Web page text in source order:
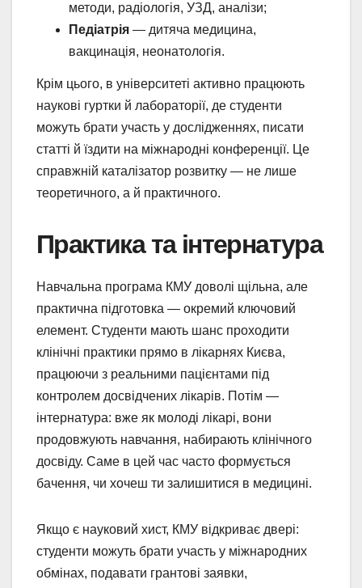
методи, радіологія, УЗД, аналізи;
Педіатрія — дитяча медицина,
вакцинація, неонатологія.
Крім цього, в університеті активно працюють
наукові гуртки й лабораторії, де студенти
можуть брати участь у дослідженнях, писати
статті й їздити на міжнародні конференції. Це
справжній каталізатор розвитку — не лише
теоретичного, а й практичного.
Практика та інтернатура
Навчальна програма КМУ доволі щільна, але
практична підготовка — окремий ключовий
елемент. Студенти мають шанс проходити
клінічні практики прямо в лікарнях Києва,
працюючи з реальними пацієнтами під
контролем досвідчених лікарів. Потім —
інтернатура: вже як молоді лікарі, вони
продовжують навчання, набирають клінічного
досвіду. Саме в цей час часто формується
бачення, чи хочеш ти залишитися в медицині.
Якщо є науковий хист, КМУ відкриває двері:
студенти можуть брати участь у міжнародних
обмінах, подавати грантові заявки,